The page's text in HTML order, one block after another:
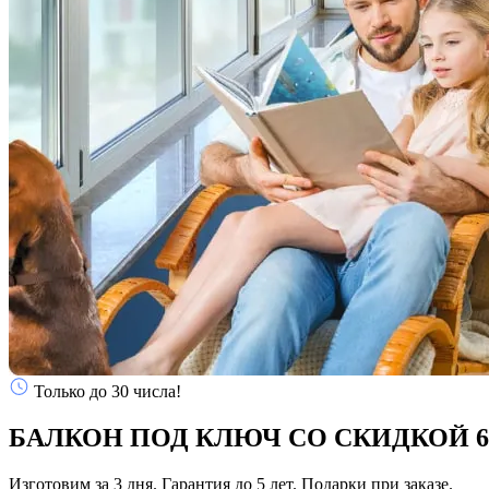
Только до 30 числа!
БАЛКОН ПОД КЛЮЧ СО СКИДКОЙ
Изготовим за 3 дня. Гарантия до 5 лет. Подарки при заказе.